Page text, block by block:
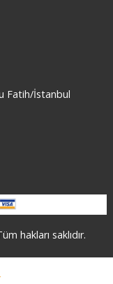
Fatih/İstanbul
hakları saklıdır.